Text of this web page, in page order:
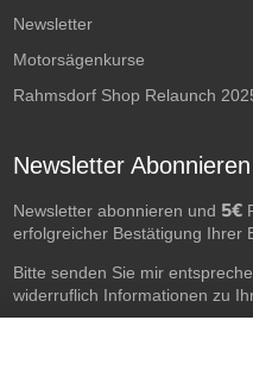
Newsletter
Motorsägenkurse
Rahmsdorf Shop Relaunch
Newsletter Abonnieren
Newsletter abonnieren und 5€
erfolgreicher Bestätigung Ihrer
Bitte senden Sie mir
widerruflich Informationen zu